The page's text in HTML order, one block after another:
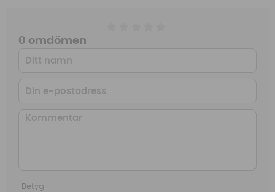
0 omdömen
Betyg